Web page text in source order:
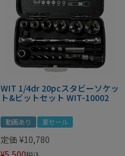
WIT 1/4dr 20pcスタビーソケッ
ト&ビットセット WIT-10002
動画あり 夏セール
定価 ¥10,780